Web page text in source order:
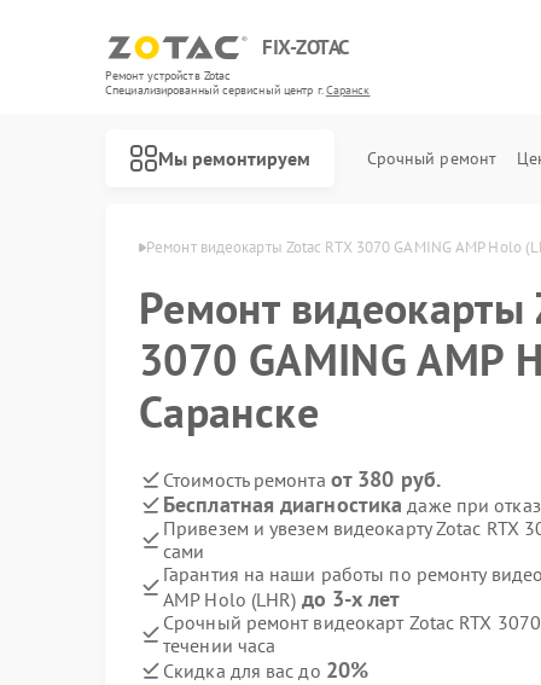
FIX-ZOTAC
Ремонт устройств Zotac
Специализированный cервисный центр г.Саранск
Мы ремонтируем Срочный ремонт
Zotac в Саранске Ремонт видеокарты Zotac RTX 3070 GAMING AMP Holo
Ремонт видеокарты
3070 GAMING AMP
Саранске
Стоимость ремонта от 380 руб.
Бесплатная диагностика даже при
Привезем и увезем видеокарту Zotac RTX
сами
Гарантия на наши работы по ремонту
AMP Holo (LHR) до 3-х лет
Срочный ремонт видеокарт Zotac RTX
течении часа
Скидка для вас до 20%